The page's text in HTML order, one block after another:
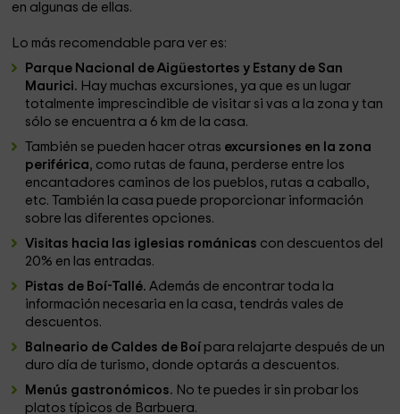
en algunas de ellas.
Lo más recomendable para ver es:
Parque Nacional de Aigüestortes y Estany de San
Maurici. Hay muchas excursiones, ya que es un lugar
totalmente imprescindible de visitar si vas a la zona y tan
sólo se encuentra a 6 km de la casa.
También se pueden hacer otras excursiones en la zona
periférica, como rutas de fauna, perderse entre los
encantadores caminos de los pueblos, rutas a caballo,
etc. También la casa puede proporcionar información
sobre las diferentes opciones.
Visitas hacia las iglesias románicas con descuentos del
20% en las entradas.
Pistas de Boí-Tallé.Además de encontrar toda la
información necesaria en la casa, tendrás vales de
descuentos.
Balneario de Caldes de Boí para relajarte después de un
duro día de turismo, donde optarás a descuentos.
Menús gastronómicos. No te puedes ir sin probar los
platos típicos de Barbuera.